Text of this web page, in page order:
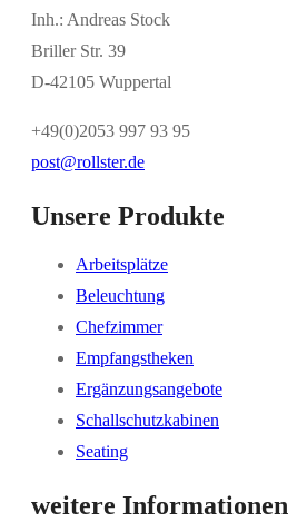
Inh.: Andreas Stock
Briller Str. 39
D-42105 Wuppertal
+49(0)2053 997 93 95
post@rollster.de
Unsere Produkte
Arbeitsplätze
Beleuchtung
Chefzimmer
Empfangstheken
Ergänzungsangebote
Schallschutzkabinen
Seating
weitere Informationen